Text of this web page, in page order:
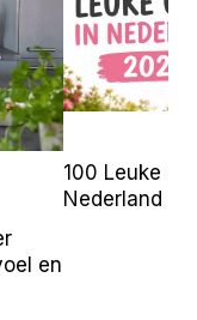
en
100 Leuke
Nederland